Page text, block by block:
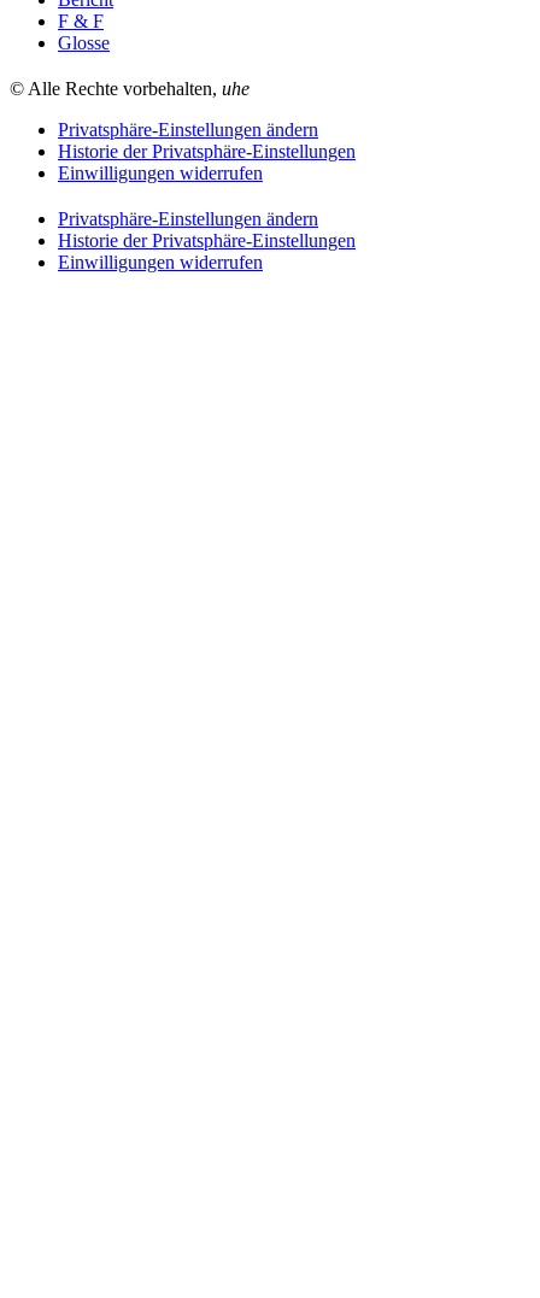
F & F
Glosse
© Alle Rechte vorbehalten, uhe
Privatsphäre-Einstellungen ändern
Historie der Privatsphäre-Einstellungen
Einwilligungen widerrufen
Privatsphäre-Einstellungen ändern
Historie der Privatsphäre-Einstellungen
Einwilligungen widerrufen